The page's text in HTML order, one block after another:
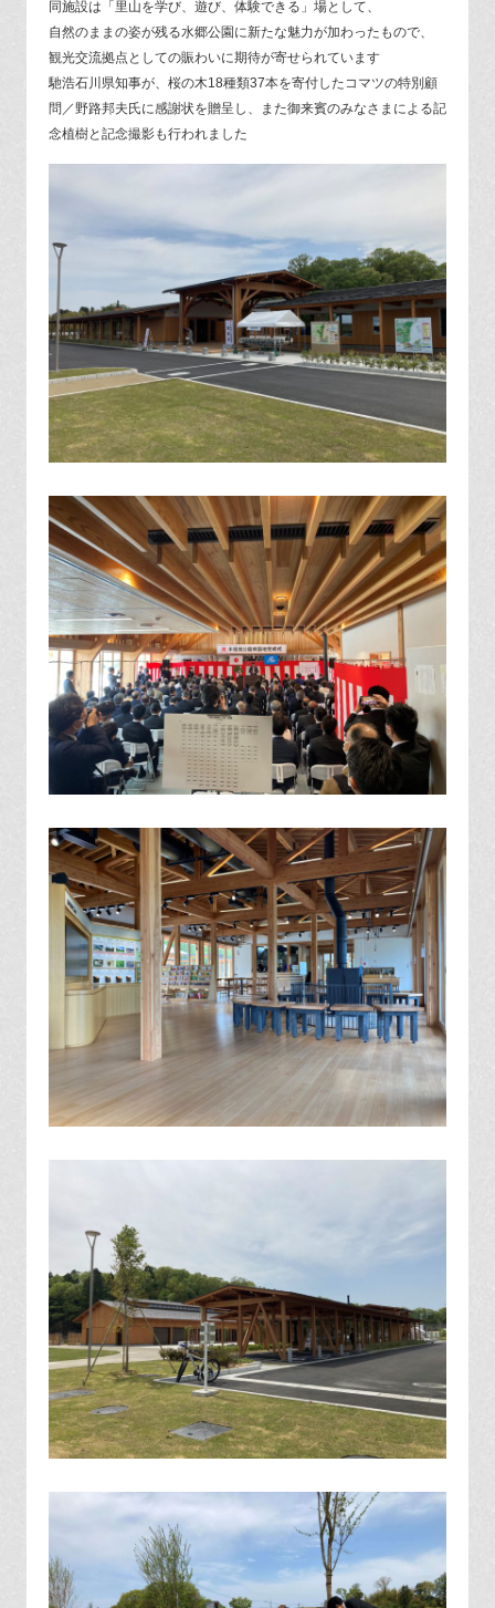
同施設は「里山を学び、遊び、体験できる」場として、
自然のままの姿が残る水郷公園に新たな魅力が加わったもので、
観光交流拠点としての賑わいに期待が寄せられています
馳浩石川県知事が、桜の木18種類37本を寄付したコマツの特別顧
問／野路邦夫氏に感謝状を贈呈し、また御来賓のみなさまによる記
念植樹と記念撮影も行われました